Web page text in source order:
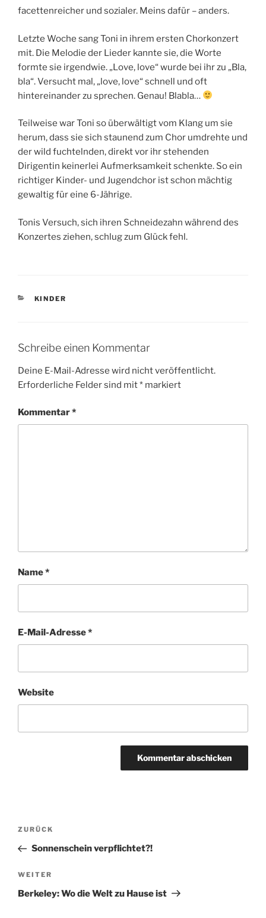
facettenreicher und sozialer. Meins dafür – anders.
Letzte Woche sang Toni in ihrem ersten Chorkonzert
mit. Die Melodie der Lieder kannte sie, die Worte
formte sie irgendwie. „Love, love“ wurde bei ihr zu „Bla,
bla“. Versucht mal, „love, love“ schnell und oft
hintereinander zu sprechen. Genau! Blabla…
Teilweise war Toni so überwältigt vom Klang um sie
herum, dass sie sich staunend zum Chor umdrehte und
der wild fuchtelnden, direkt vor ihr stehenden
Dirigentin keinerlei Aufmerksamkeit schenkte. So ein
richtiger Kinder- und Jugendchor ist schon mächtig
gewaltig für eine 6-Jährige.
Tonis Versuch, sich ihren Schneidezahn während des
Konzertes ziehen, schlug zum Glück fehl.
KATEGORIEN
KINDER
Schreibe einen Kommentar
Deine E-Mail-Adresse wird nicht veröffentlicht.
Erforderliche Felder sind mit* markiert
Kommentar*
Name*
E-Mail-Adresse*
Website
Beitragsnavigation
Vorheriger
Beitrag
ZURÜCK
Sonnenschein verpflichtet?!
Nächster
Beitrag
WEITER
Berkeley: Wo die Welt zu Hause ist